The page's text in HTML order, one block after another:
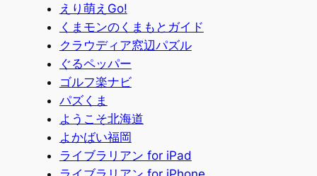
えり萌えGo!
くまモンのくまもとガイド
クラウディア窓辺パズル
ぐるペッパー
ゴルフ楽ナビ
パズくま
ようこそ北海道
よかばい福岡
ライブラリアン for iPad